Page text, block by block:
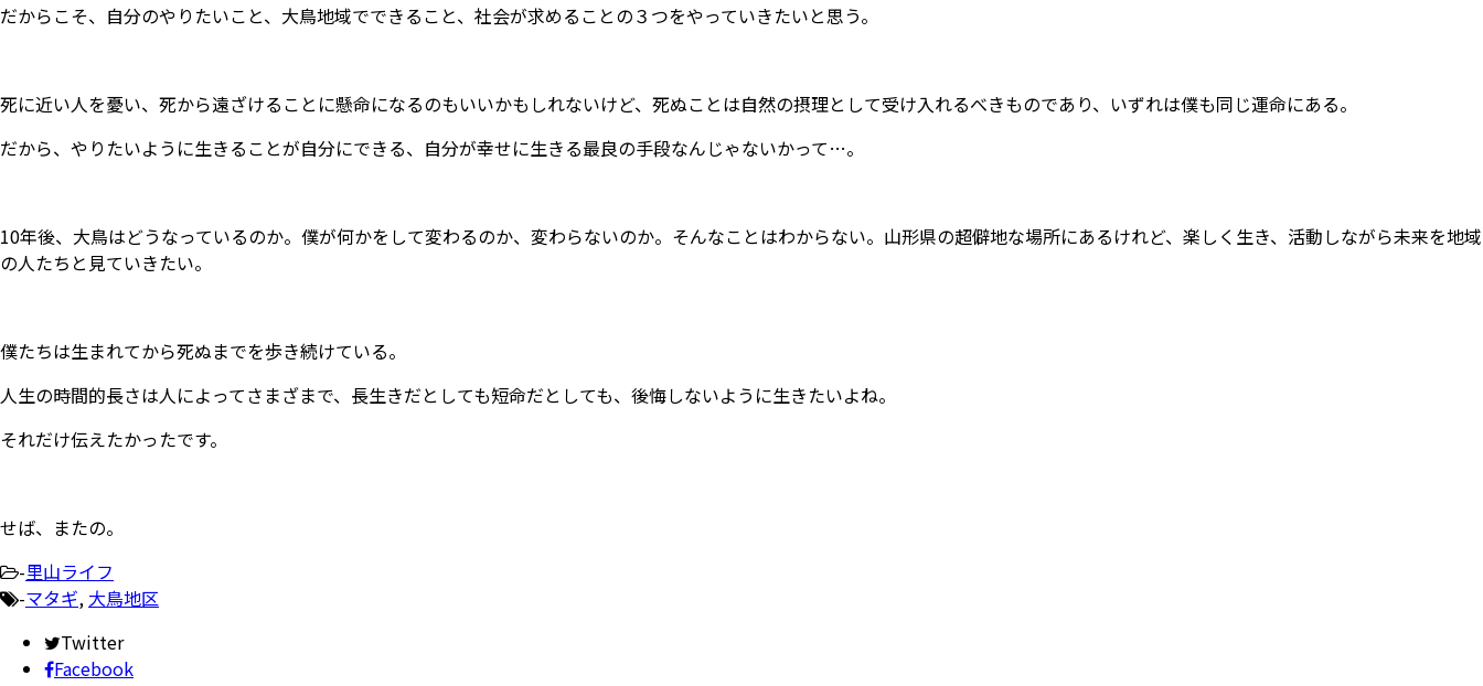
だからこそ、自分のやりたいこと、大鳥地域でできること、社会が求めることの３つをやっていきたいと思う。
死に近い人を憂い、死から遠ざけることに懸命になるのもいいかもしれないけど、死ぬことは自然の摂理として受け入れるべきものであり、いずれは僕も同じ運命にある。
だから、やりたいように生きることが自分にできる、自分が幸せに生きる最良の手段なんじゃないかって…。
10年後、大鳥はどうなっているのか。僕が何かをして変わるのか、変わらないのか。そんなことはわからない。山形県の超僻地な場所にあるけれど、楽しく生き、活動しながら未来を地域
の人たちと見ていきたい。
僕たちは生まれてから死ぬまでを歩き続けている。
人生の時間的長さは人によってさまざまで、長生きだとしても短命だとしても、後悔しないように生きたいよね。
それだけ伝えたかったです。
せば、またの。
-里山ライフ
-マタギ, 大鳥地区
Twitter
Facebook